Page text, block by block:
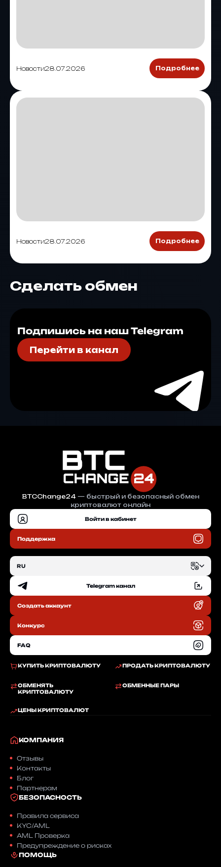
Новости28.07.2026 Подробнее
Новости28.07.2026 Подробнее
Сделать обмен
Подпишись на наш Telegram
Перейти в канал
BTCChange24— быстрый и безопасный обмен
криптовалют онлайн
Войти в кабинет
Поддержка
КУПИТЬ КРИПТОВАЛЮТУ ПРОДАТЬ КРИПТОВАЛЮТУ
ОБМЕНЯТЬ
КРИПТОВАЛЮТУ
ОБМЕННЫЕ ПАРЫ
ЦЕНЫ КРИПТОВАЛЮТ
RU
EN Telegram канал
Создать аккаунт
Конкурс
FAQ
КОМПАНИЯ
Отзывы
Контакты
Блог
Партнерам
БЕЗОПАСНОСТЬ
Правила сервиса
KYC/AML
AML Проверка
Предупреждение о рисках
ПОМОЩЬ